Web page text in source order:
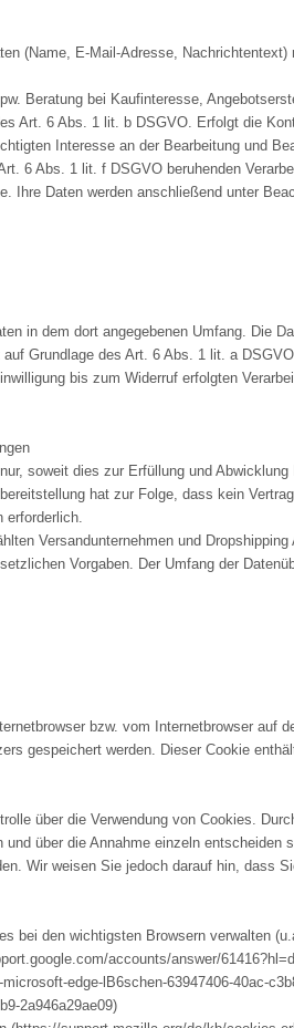
(Name, E-Mail-Adresse,
Beratung bei Kaufinteresse,
Art. 6 Abs. 1 lit. b DSGVO. Erfolgt die
Interesse an der Bearbeitung und
6 Abs. 1 lit. f DSGVO beruhenden
Ihre Daten werden anschließend unter
in dem dort angegebenen Umfang. Die
Grundlage des Art. 6 Abs. 1 lit. a
bis zum Widerruf erfolgten
soweit dies zur Erfüllung und
hat zur Folge, dass kein
erforderlich.
Versandunternehmen und
Vorgaben. Der Umfang der
bzw. vom Internetbrowser auf
gespeichert werden. Dieser Cookie
über die Verwendung von Cookies.
über die Annahme einzeln
Wir weisen Sie jedoch darauf hin, dass
bei den wichtigsten Browsern verwalten
accounts/answer/
edge-lB6schen-63947406-40ac-
2a946a29ae09)